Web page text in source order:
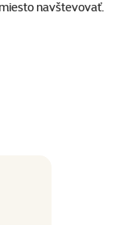
navštevovať.